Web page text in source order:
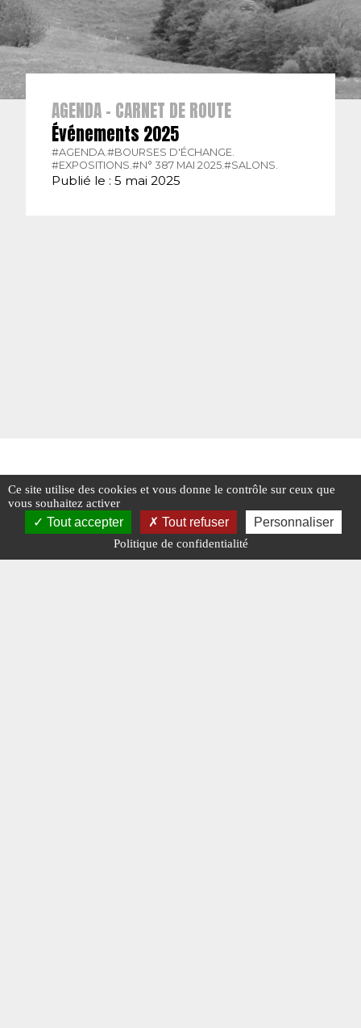
AGENDA - CARNET DE ROUTE
Événements 2025
#AGENDA. #BOURSES D'ÉCHANGE.
#EXPOSITIONS. #N° 387 MAI 2025. #SALONS.
Publié le : 5 mai 2025
Ce site utilise des cookies et vous donne le contrôle sur ceux que
vous souhaitez activer
Tout accepter Tout refuser Personnaliser
Politique de confidentialité